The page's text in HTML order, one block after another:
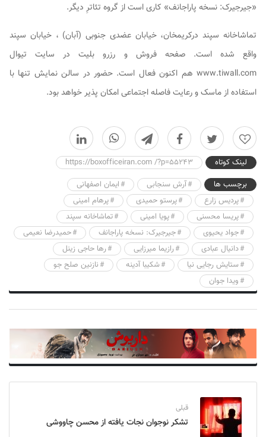
«جیرجیرک: نسخه پاراجانف» کاری است از گروه تئاترِ دیگر.
تماشاخانه سپند درکریمخان، خیابان عضدی جنوبی (آبان) ، خیابان سپند
واقع شده است. صفحه فروش و رزرو بلیت در سایت تیوال
www.tiwall.com هم اکنون فعال است. حضور در سالن نمایش تنها با
استفاده از ماسک و رعایت فاصله اجتماعی امکان پذیر خواهد بود.
0
لینک کوتاه
https://boxofficeiran.com /?p=55243
برچسب ها
آرش سنجابی
ایمان اصفهانی
پردیس زارع
پرستو حمیدی
پرهام امینی
پریسا محسنی
پویا امینی
تماشاخانه سپند
جواد یحیوی
جیرجیرک: نسخه پاراجانف
حمیدرضا نعیمی
دانیال عبادی
رازیما میرزایی
رها حاجی زینل
ستایش رجایی نیا
شکیبا آدینه
نازنین صلح جو
ویدا جوان
قبلی
تشکر نوجوان نجات یافته از محسن چاووشی